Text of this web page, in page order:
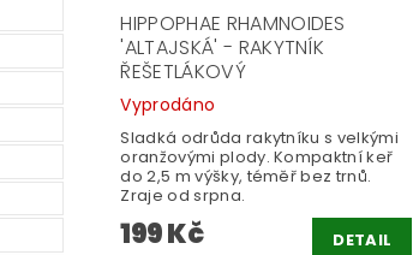
HIPPOPHAE RHAMNOIDES
'ALTAJSKÁ' - RAKYTNÍK
ŘEŠETLÁKOVÝ
Vyprodáno
Sladká odrůda rakytníku s velkými
oranžovými plody. Kompaktní keř
do 2,5 m výšky, téměř bez trnů.
Zraje od srpna.
199 Kč DETAIL